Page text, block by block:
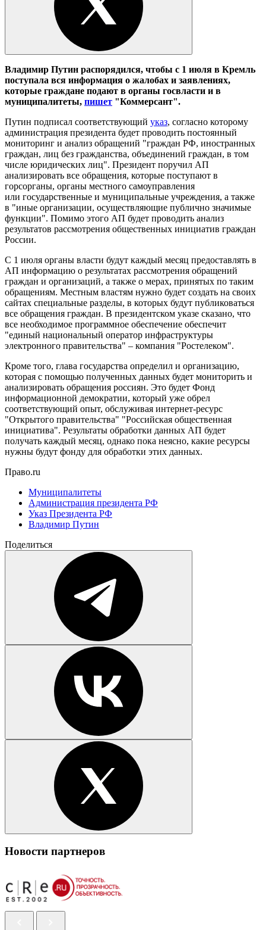
Владимир Путин распорядился, чтобы с 1 июля в Кремль
поступала вся информация о жалобах и заявлениях,
которые граждане подают в органы госвласти и в
муниципалитеты, пишет "Коммерсант".
Путин подписал соответствующий указ, согласно которому
администрация президента будет проводить постоянный
мониторинг и анализ обращений "граждан РФ, иностранных
граждан, лиц без гражданства, объединений граждан, в том
числе юридических лиц". Президент поручил АП
анализировать все обращения, которые поступают в
горсорганы, органы местного самоуправления
или государственные и муниципальные учреждения, а также
в "иные организации, осуществляющие публично значимые
функции". Помимо этого АП будет проводить анализ
результатов рассмотрения общественных инициатив граждан
России.
С 1 июля органы власти будут каждый месяц предоставлять в
АП информацию о результатах рассмотрения обращений
граждан и организаций, а также о мерах, принятых по таким
обращениям. Местным властям нужно будет создать на своих
сайтах специальные разделы, в которых будут публиковаться
все обращения граждан. В президентском указе сказано, что
все необходимое программное обеспечение обеспечит
"единый национальный оператор инфраструктуры
электронного правительства" – компания "Ростелеком".
Кроме того, глава государства определил и организацию,
которая с помощью полученных данных будет мониторить и
анализировать обращения россиян. Это будет Фонд
информационной демократии, который уже обрел
соответствующий опыт, обслуживая интернет-ресурс
"Открытого правительства" "Российская общественная
инициатива". Результаты обработки данных АП будет
получать каждый месяц, однако пока неясно, какие ресурсы
нужны будут фонду для обработки этих данных.
Право.ru
Муниципалитеты
Администрация президента РФ
Указ Президента РФ
Владимир Путин
Поделиться
Новости партнеров